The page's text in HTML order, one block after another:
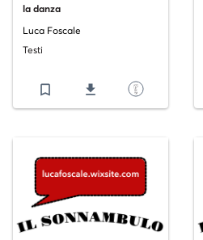
la danza
Luca Foscale
Testi
bookmark_border file_download